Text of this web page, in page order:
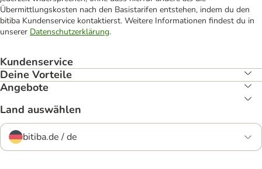
Übermittlungskosten nach den Basistarifen entstehen, indem du den
bitiba Kundenservice kontaktierst. Weitere Informationen findest du in
unserer Datenschutzerklärung.
Kundenservice
Deine Vorteile
Angebote
Land auswählen
bitiba.de / de